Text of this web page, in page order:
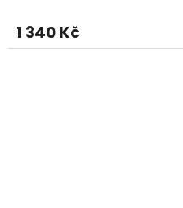
1 340 Kč